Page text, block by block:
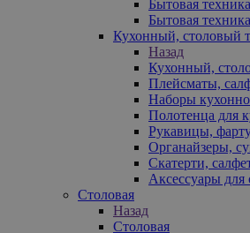
Бытовая
Бытовая
Кухонный, столовый
Назад
Кухонный,
Плейсматы,
Наборы
Полотенца для
Рукавицы,
Органайзеры,
Скатерти,
Аксессуары для
Столовая
Назад
Столовая